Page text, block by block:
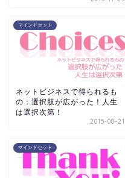
マインドセット
ネットビジネスで得られるも
の：選択肢が広がった！人生
は選択次第！
2015-08-21
マインドセット